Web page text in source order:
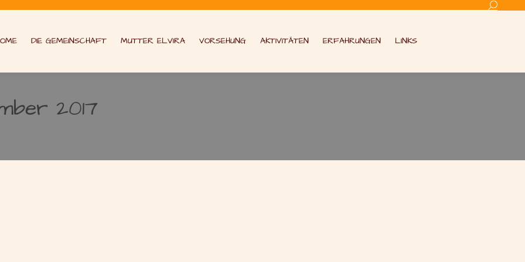
Search:
DIE GEMEINSCHAFT MUTTER ELVIRA VORSEHUNG AKTIVITÄTEN ERFAHRUNGEN LINKS
2017